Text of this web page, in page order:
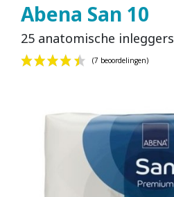
Abena San 10
25 anatomische inleggers